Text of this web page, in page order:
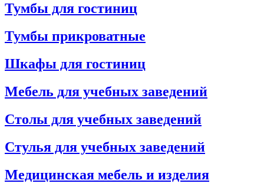
Тумбы для гостиниц
Тумбы прикроватные
Шкафы для гостиниц
Мебель для учебных заведений
Столы для учебных заведений
Стулья для учебных заведений
Медицинская мебель и изделия